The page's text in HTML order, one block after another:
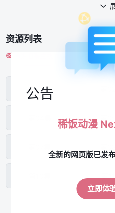
戻すことを決意。新たな仲間を集
かし、そこへ霊長類最強の高校生
立ちはだかる。 人類の浄化を目
展を阻止しようとする司。 科学
ち科学王国が優勢となり、両国は
てコールドスリープ状態になった
く、 科学王国は石化光線の発生
世界に飛び出て石化の謎を解き明

资源列表
第01集
公告
稀饭动漫
全新的网页版已发
立即体